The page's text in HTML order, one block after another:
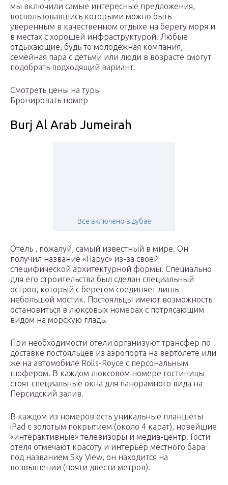
мы включили самые интересные предложения,
воспользовавшись которыми можно быть
уверенным в качественном отдыхе на берегу моря и
в местах с хорошей инфраструктурой. Любые
отдыхающие, будь то молодежная компания,
семейная пара с детьми или люди в возрасте смогут
подобрать подходящий вариант.
Смотреть цены на туры
Бронировать номер
Burj Al Arab Jumeirah
Все включено в дубае
Отель , пожалуй, самый известный в мире. Он
получил название «Парус» из-за своей
специфической архитектурной формы. Специально
для его строительства был сделан специальный
остров, который с берегом соединяет лишь
небольшой мостик. Постояльцы имеют возможность
остановиться в люксовых номерах с потрясающим
видом на морскую гладь.
При необходимости отели организуют трансфер по
доставке постояльцев из аэропорта на вертолете или
же на автомобиле Rolls-Royce с персональным
шофером. В каждом люксовом номере гостиницы
стоят специальные окна для панорамного вида на
Персидский залив.
В каждом из номеров есть уникальные планшеты
iPad с золотым покрытием (около 4 карат), новейшие
«интерактивные» телевизоры и медиа-центр. Гости
отеля отмечают красоту и интерьер местного бара
под названием Sky View, он находится на
возвышении (почти двести метров).